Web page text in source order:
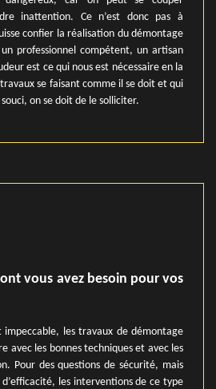
inattention. Ce n’est donc pas à
confier la réalisation du démontage
professionnel compétent, un artisan
est ce qui nous est nécessaire en la
se faisant comme il se doit et qui
on se doit de le solliciter.
vous avez besoin pour vos
les travaux de démontage
avec les bonnes techniques et avec les
Pour des questions de sécurité, mais
d’efficacité, les interventions de ce type